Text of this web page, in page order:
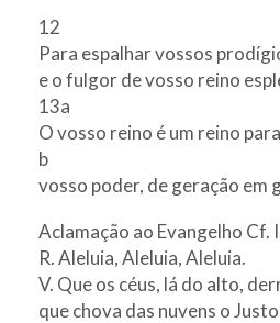
12
Para espalhar vossos
e o fulgor de vosso reino
13a
O vosso reino é um reino
b
vosso poder, de geração em
Aclamação ao Evangelho Cf.
R. Aleluia, Aleluia, Aleluia.
V. Que os céus, lá do alto,
que chova das nuvens o